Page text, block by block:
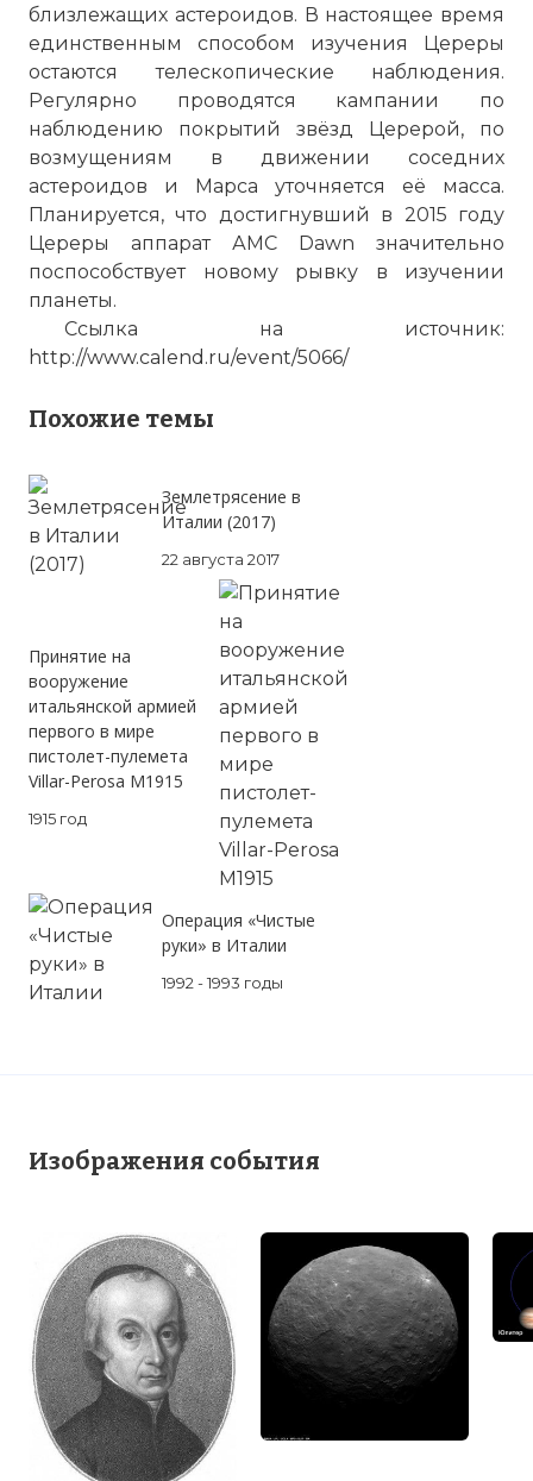
близлежащих астероидов. В настоящее время
единственным способом изучения Цереры
остаются телескопические наблюдения.
Регулярно проводятся кампании по
наблюдению покрытий звёзд Церерой, по
возмущениям в движении соседних
астероидов и Марса уточняется её масса.
Планируется, что достигнувший в 2015 году
Цереры аппарат АМС Dawn значительно
поспособствует новому рывку в изучении
планеты.
Ссылка на источник:
http://www.calend.ru/event/5066/
Похожие темы
Землетрясение в
Италии (2017)
22 августа 2017
Принятие на
вооружение
итальянской армией
первого в мире
пистолет-пулемета
Villar-Perosa M1915
1915 год
Операция «Чистые
руки» в Италии
1992 - 1993 годы
Изображения события
Самый большой в Солнечной системе
Вернуться в статью: